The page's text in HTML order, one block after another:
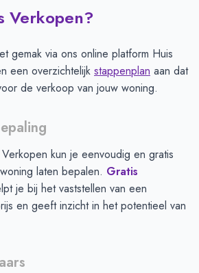
Verkopen?
gemak via ons online platform Huis
een overzichtelijk stappenplan aan dat
de verkoop van jouw woning.
kun je eenvoudig en gratis
laten bepalen. Gratis
je bij het vaststellen van een
en geeft inzicht in het potentieel van